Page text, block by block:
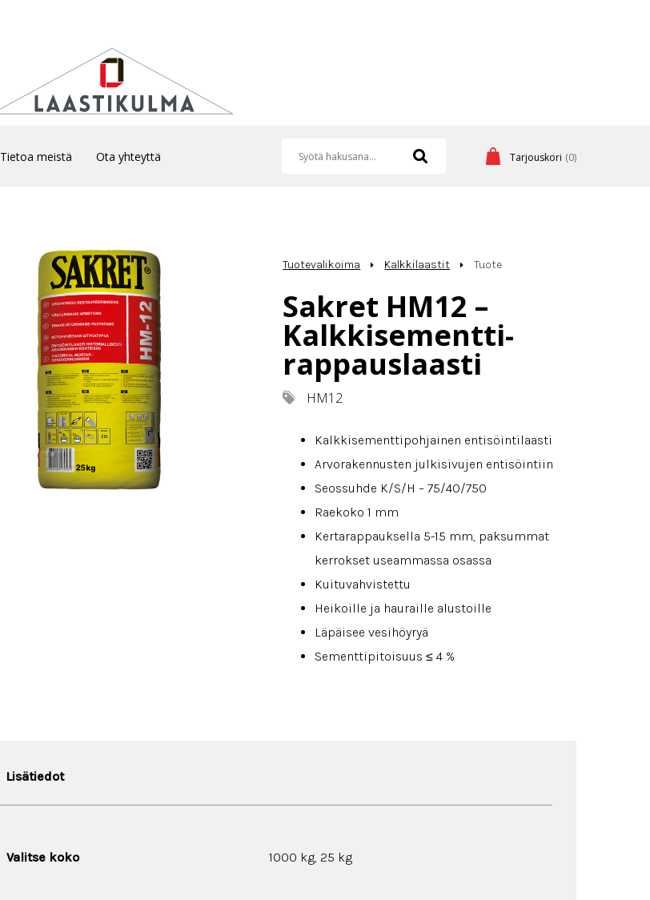
Tarjouskori (0)
Tietoa meistä Ota yhteyttä
Tuotevalikoima Kalkkilaastit Tuote
Sakret HM12 –
Kalkkisementti-
rappauslaasti
HM12
Kalkkisementtipohjainen entisöintilaasti
Arvorakennusten julkisivujen entisöintiin
Seossuhde K/S/H – 75/40/750
Raekoko 1 mm
Kertarappauksella 5-15 mm, paksummat
kerrokset useammassa osassa
Kuituvahvistettu
Heikoille ja hauraille alustoille
Läpäisee vesihöyryä
Sementtipitoisuus ≤ 4 %
Lisätiedot
Valitse koko 1000 kg, 25 kg